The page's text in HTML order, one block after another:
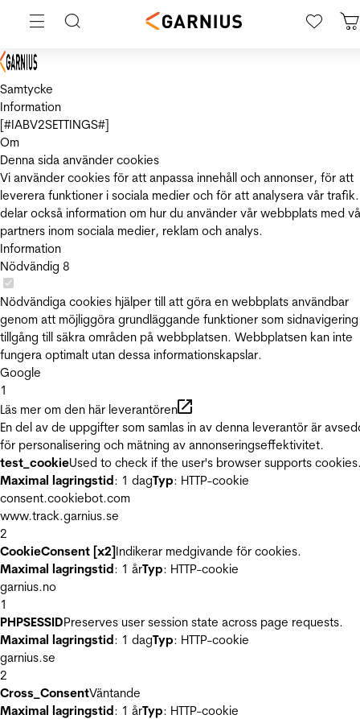
Samtycke
Information
[#IABV2SETTINGS#]
Om
Denna sida använder cookies
Vi använder cookies för att anpassa innehåll och annonser, för att
leverera funktioner i sociala medier och för att analysera vår
delar också information om hur du använder vår webbplats med
partners inom sociala medier, reklam och analys.
Information
Nödvändig 8
Nödvändiga cookies hjälper till att göra en webbplats användbar
genom att möjliggöra grundläggande funktioner som
tillgång till säkra områden på webbplatsen. Webbplatsen kan inte
fungera optimalt utan dessa informationskapslar.
Google
1
Läs mer om den här leverantören
En del av de uppgifter som samlas in av denna leverantör är
för personalisering och mätning av annonseringseffektivitet.
test_cookieUsed to check if the user's browser supports
Maximal lagringstid: 1 dagTyp: HTTP-cookie
consent.cookiebot.com
www.track.garnius.se
2
CookieConsent [x2]Indikerar medgivande för cookies.
Maximal lagringstid: 1 årTyp: HTTP-cookie
garnius.no
1
PHPSESSIDPreserves user session state across page requests.
Maximal lagringstid: 1 dagTyp: HTTP-cookie
garnius.se
2
Cross_ConsentVäntande
Maximal lagringstid: 1 årTyp: HTTP-cookie